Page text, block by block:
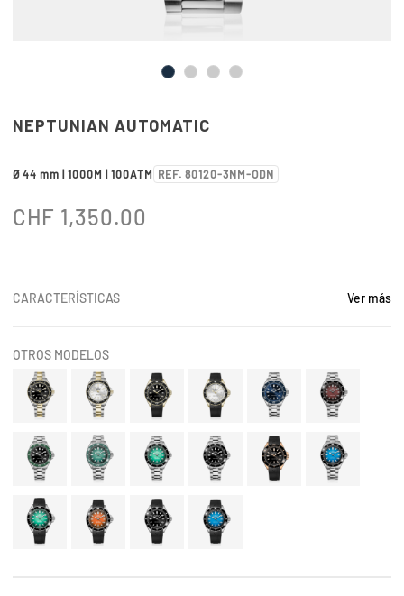
NEPTUNIAN AUTOMATIC
Ø 44 mm | 1000M | 100ATM REF. 80120-3NM-ODN
CHF 1,350.00
CARACTERÍSTICAS Ver más
OTROS MODELOS